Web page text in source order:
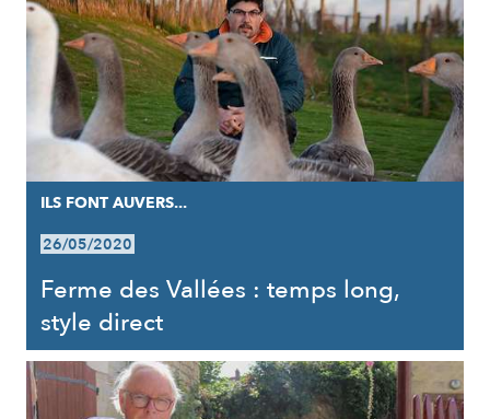
ILS FONT AUVERS...
26/05/2020
Ferme des Vallées : temps long,
style direct